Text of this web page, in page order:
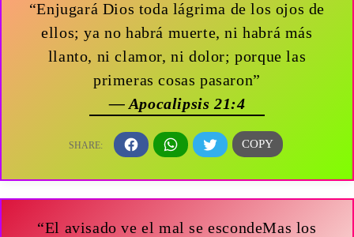
“Enjugará Dios toda lágrima de los ojos de
ellos; ya no habrá muerte, ni habrá más
llanto, ni clamor, ni dolor; porque las
primeras cosas pasaron”
— Apocalipsis 21:4
“El avisado ve el mal se escondeMas los